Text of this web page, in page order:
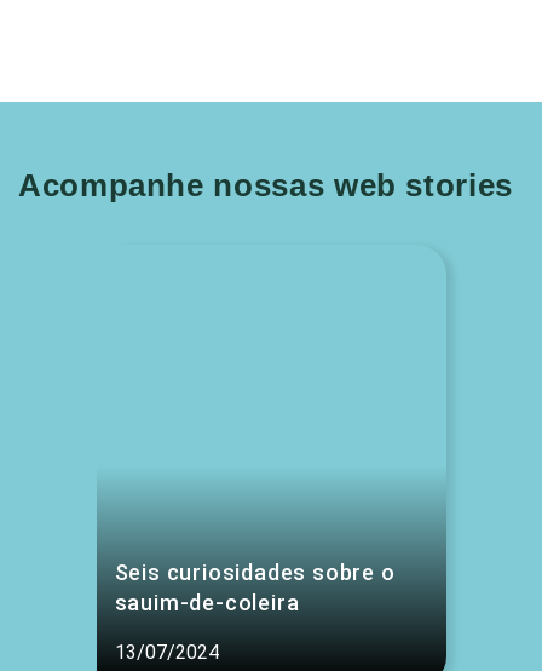
Acompanhe nossas web stories
Seis curiosidades sobre o
sauim-de-coleira
13/07/2024